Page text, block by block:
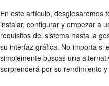
En este artículo, desglosaremos
instalar, configurar y empezar a
requisitos del sistema hasta la
su interfaz gráfica. No importa si
simplemente buscas una
sorprenderá por su rendimiento